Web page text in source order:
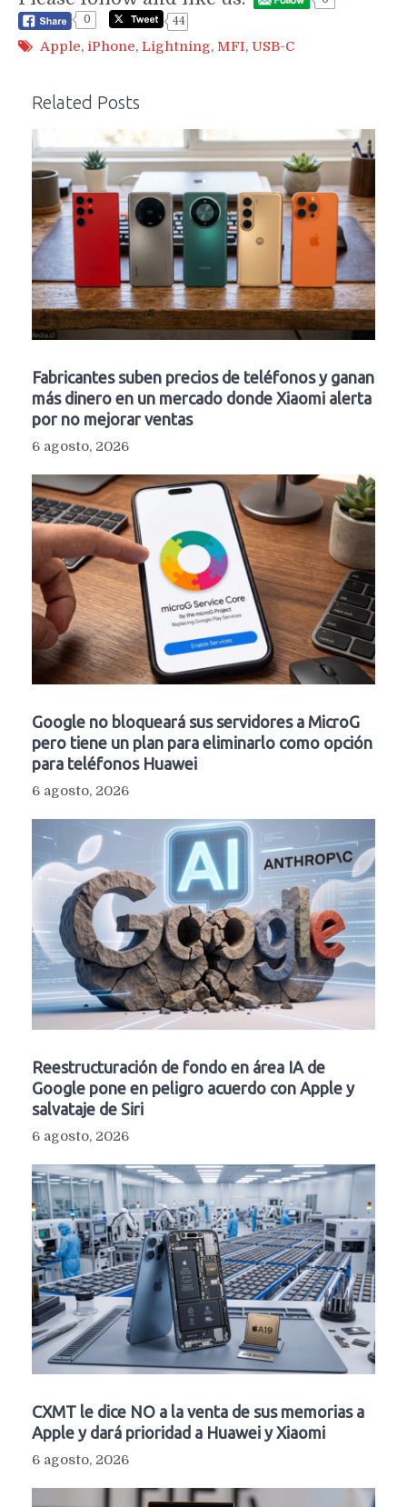
0
44
Apple, iPhone, Lightning, MFI, USB-C
Related Posts
Fabricantes suben precios de teléfonos y ganan
más dinero en un mercado donde Xiaomi alerta
por no mejorar ventas
6 agosto, 2026
Google no bloqueará sus servidores a MicroG
pero tiene un plan para eliminarlo como opción
para teléfonos Huawei
6 agosto, 2026
Reestructuración de fondo en área IA de
Google pone en peligro acuerdo con Apple y
salvataje de Siri
6 agosto, 2026
CXMT le dice NO a la venta de sus memorias a
Apple y dará prioridad a Huawei y Xiaomi
6 agosto, 2026